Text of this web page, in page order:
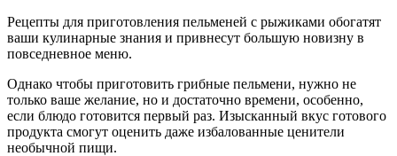
Рецепты для приготовления пельменей с рыжиками обогатят
ваши кулинарные знания и привнесут большую новизну в
повседневное меню.
Однако чтобы приготовить грибные пельмени, нужно не
только ваше желание, но и достаточно времени, особенно,
если блюдо готовится первый раз. Изысканный вкус готового
продукта смогут оценить даже избалованные ценители
необычной пищи.